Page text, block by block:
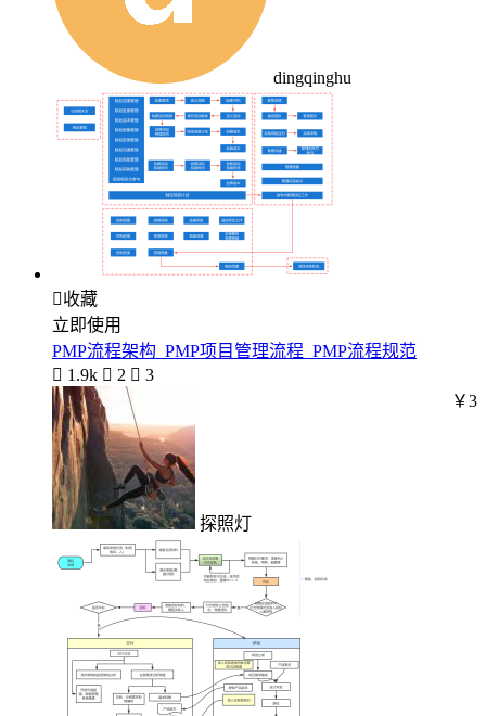
dingqinghu
收藏
立即使用
PMP流程架构_PMP项目管理流程_PMP流程规范
 1.9k  2  3
探照灯
￥3